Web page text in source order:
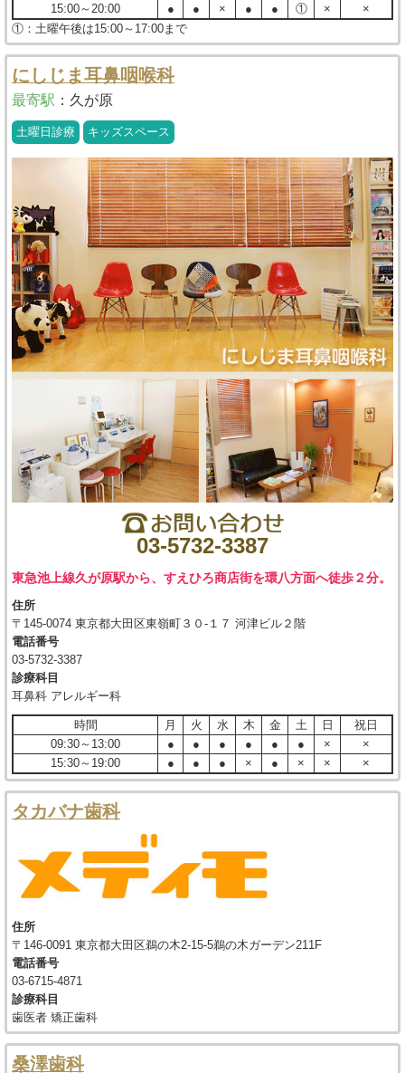
15:00～20:00
● ● × ● ● ① ×
×
①：土曜午後は15:00～17:00まで
にしじま耳鼻咽喉科
最寄駅 ： 久が原
土曜日診療 キッズスペース
03-5732-3387
東急池上線久が原駅から、すえひろ商店街を環八方面へ徒歩２分。
住所
〒145-0074 東京都大田区東嶺町３０-１７ 河津ビル２階
電話番号
03-5732-3387
診療科目
耳鼻科 アレルギー科
時間 月 火 水 木 金 土 日
祝日
09:30～13:00
● ● ● ● ● ● ×
×
15:30～19:00
● ● ● × ● × × ×
タカバナ歯科
住所
〒146-0091 東京都大田区鵜の木2-15-5鵜の木ガーデン211F
電話番号
03-6715-4871
診療科目
歯医者 矯正歯科
桑澤歯科